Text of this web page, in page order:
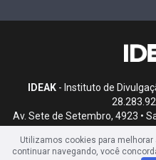
IDEAK- Instituto de
Av. Sete de Setembro, 4923 •
Utilizamos cookies para
continuar navegando, você